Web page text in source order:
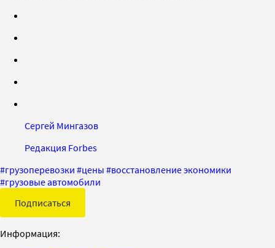
Сергей Мингазов
Редакция Forbes
#грузоперевозки #цены #восстановление экономики
#грузовые автомобили
Подписаться
Информация: